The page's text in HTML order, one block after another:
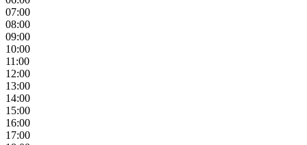
07:00
08:00
09:00
10:00
11:00
12:00
13:00
14:00
15:00
16:00
17:00